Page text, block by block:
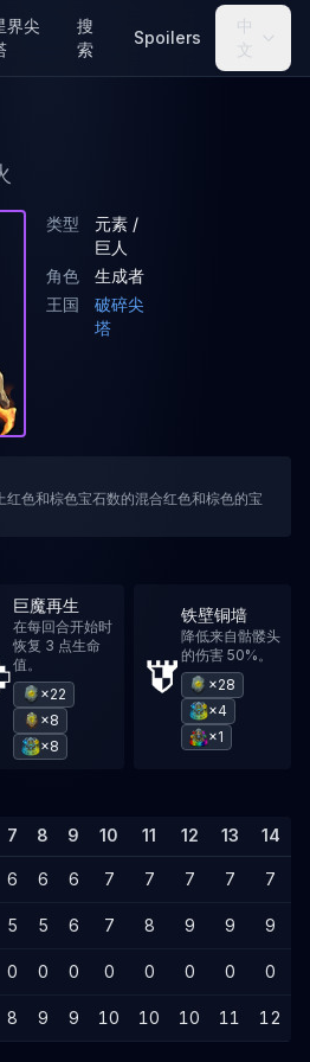
界尖
搜
索
Spoilers
中
文
类型
元素 /
巨人
角色
生成者
王国
破碎尖
塔
红色和棕色宝石数的混合红色和棕色的宝
巨魔再生
在每回合开始时
恢复 3 点生命
值。
×22
×8
×8
铁壁铜墙
降低来自骷髅头
的伤害 50%。
×28
×4
×1
7 8 9 10 11 12 13 14
6 6 6 7 7 7 7 7
5 5 6 7 8 9 9 9
0 0 0 0 0 0 0 0
8 9 9 10 10 10 11 12